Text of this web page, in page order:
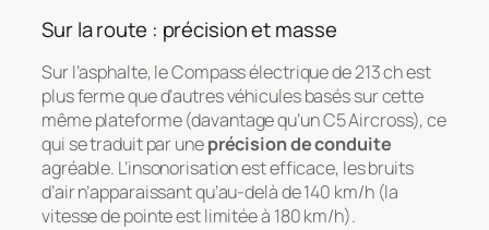
Sur la route : précision et masse
Sur l’asphalte, le Compass électrique de 213 ch est
plus ferme que d’autres véhicules basés sur cette
même plateforme (davantage qu’un C5 Aircross), ce
qui se traduit par uneprécision de conduite
agréable. L’insonorisation est efficace, les bruits
d’air n’apparaissant qu’au-delà de 140 km/h (la
vitesse de pointe est limitée à 180 km/h).